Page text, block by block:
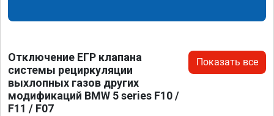
Отключение ЕГР клапана
системы рециркуляции
выхлопных газов других
модификаций BMW 5 series F10 /
F11 / F07
Показать все